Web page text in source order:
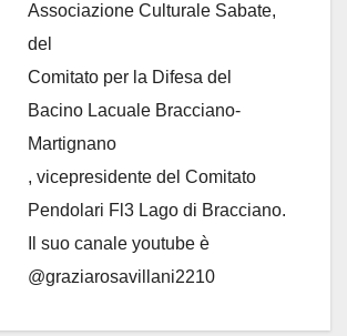
Associazione Culturale Sabate,
del
Comitato per la Difesa del
Bacino Lacuale Bracciano-
Martignano
, vicepresidente del Comitato
Pendolari Fl3 Lago di Bracciano.
Il suo canale youtube è
@graziarosavillani2210